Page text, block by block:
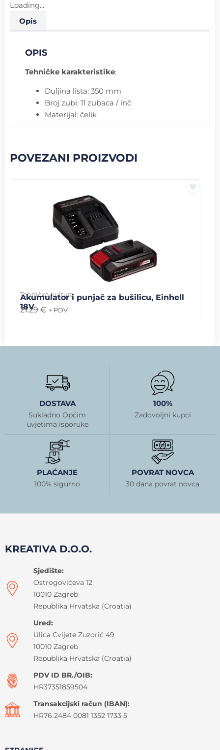
Loading...
Opis
OPIS
Tehničke karakteristike:
Duljina lista: 350 mm
Broj zubi: 11 zubaca / inč
Materijal: čelik
POVEZANI PROIZVODI
Tehnička kultura
Akumulator i punjač za bušilicu, Einhell
18V
21.29 € + PDV
DOSTAVA
Sukladno Općim
uvjetima isporuke
100%
Zadovoljni kupci
PLAĆANJE
100% sigurno
POVRAT NOVCA
30 dana povrat novca
KREATIVA D.O.O.
Sjedište:
Ostrogovićeva 12
10010 Zagreb
Republika Hrvatska (Croatia)
Ured:
Ulica Cvijete Zuzorić 49
10010 Zagreb
Republika Hrvatska (Croatia)
PDV ID BR./OIB:
HR37351859504
Transakcijski račun (IBAN):
HR76 2484 0081 1352 1733 5